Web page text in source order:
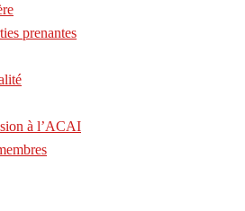
prenantes
à l’ACAI